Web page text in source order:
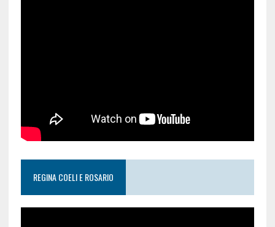
REGINA COELI E ROSARIO